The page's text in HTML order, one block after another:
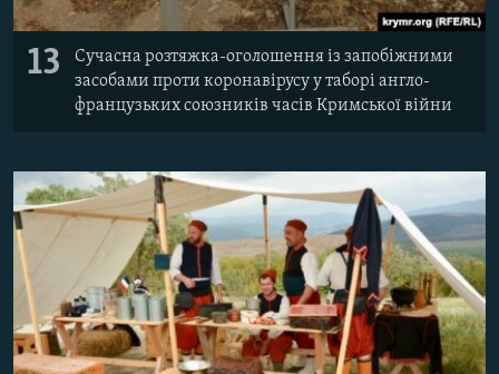
13
Сучасна розтяжка-оголошення із запобіжними
засобами проти коронавірусу у таборі англо-
французьких союзників часів Кримської війни